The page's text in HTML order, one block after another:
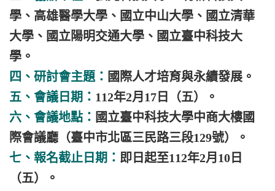
學、高雄醫學大學、國立中山大學、國立清華
大學、國立陽明交通大學、國立臺中科技大
學。
四、研討會主題： 國際人才培育與永續發展。
五、會議日期： 112年2月17日（五）。
六、會議地點： 國立臺中科技大學中商大樓國
際會議廳（臺中市北區三民路三段129號）。
七、報名截止日期： 即日起至112年2月10日
（五）。